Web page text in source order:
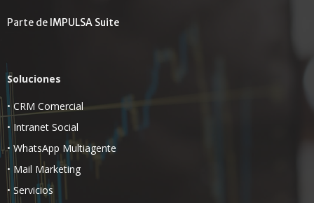
Parte de IMPULSA Suite
Soluciones
•CRM Comercial
• Intranet Social
• WhatsApp Multiagente
• Mail Marketing
• Servicios